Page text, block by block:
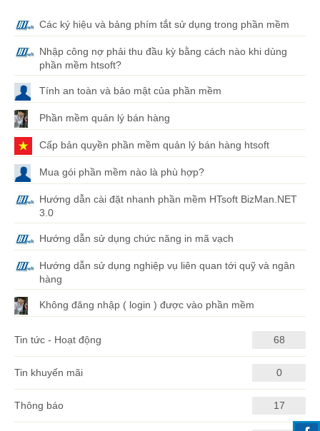
Các ký hiệu và bảng phím tắt sử dụng trong phần mềm
Nhập công nợ phải thu đầu kỳ bằng cách nào khi dùng
phần mềm htsoft?
Tính an toàn và bảo mật của phần mềm
Phần mềm quản lý bán hàng
Cấp bản quyền phần mềm quản lý bán hàng htsoft
Mua gói phần mềm nào là phù hợp?
Hướng dẫn cài đặt nhanh phần mềm HTsoft BizMan.NET
3.0
Hướng dẫn sử dụng chức năng in mã vạch
Hướng dẫn sử dụng nghiệp vụ liên quan tới quỹ và ngân
hàng
Không đăng nhập ( login ) được vào phần mềm
Tin tức - Hoạt động 68
Tin khuyến mãi 0
Thông báo 17